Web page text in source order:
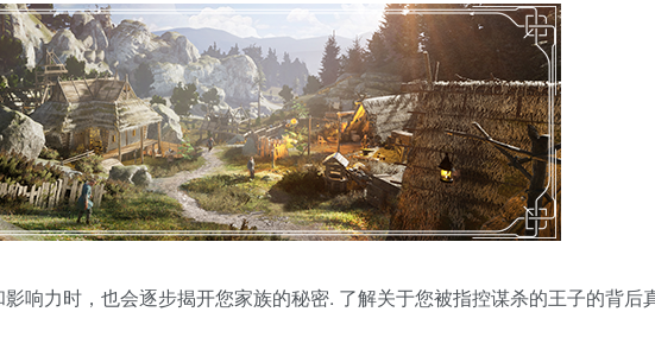
响力时，也会逐步揭开您家族的秘密. 了解关于您被指控谋杀的王子的背后